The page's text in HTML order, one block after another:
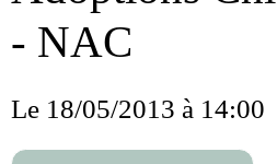
- NAC
Le 18/05/2013 à 14:00